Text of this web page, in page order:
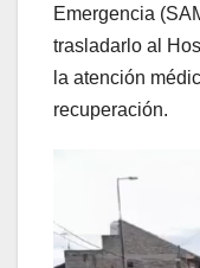
Emergencia
trasladarlo al
la atención
recuperación.